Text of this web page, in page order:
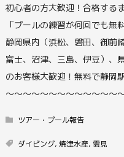
初心者の方大歓迎！合格する
「プールの練習が何回でも無
静岡県内（浜松、磐田、御前
富士、沼津、三島、伊豆）、
のお客様大歓迎！無料で静岡
〜〜〜〜〜〜〜〜〜〜〜〜〜
ツアー・プール報告
ダイビング, 焼津水産, 雲見